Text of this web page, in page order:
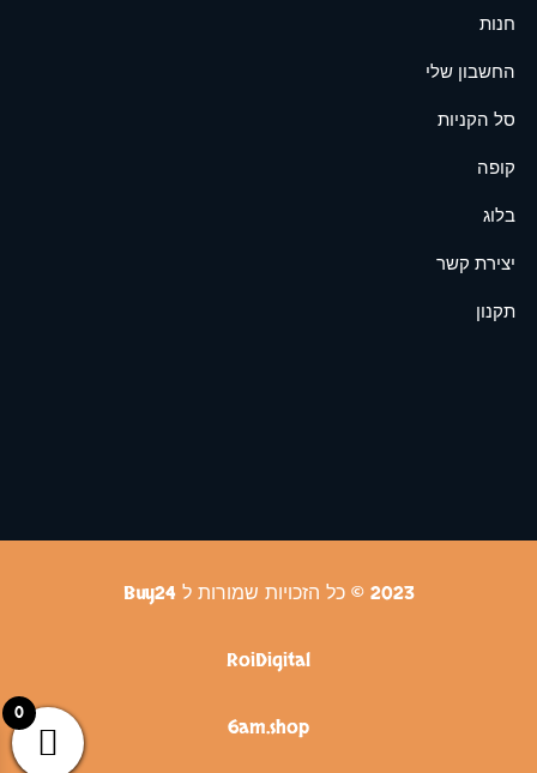
חנות
החשבון שלי
סל הקניות
קופה
בלוג
יצירת קשר
תקנון
2023 © כל הזכויות שמורות ל Buy24
RoiDigital
6am.shop
0